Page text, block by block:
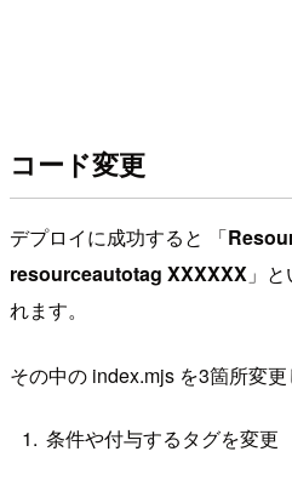
コード変更
デプロイに成功すると 「
resourceautotag XXXXXX 」
れます。
その中の index.mjs を3箇所変更
条件や付与するタグを変更